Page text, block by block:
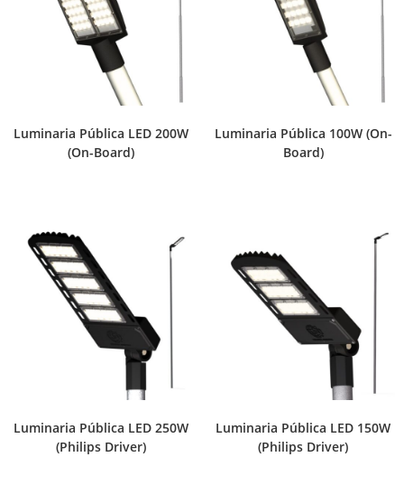
Luminaria Pública LED 200W
(On-Board)
Luminaria Pública 100W (On-
Board)
Luminaria Pública LED 250W
(Philips Driver)
Luminaria Pública LED 150W
(Philips Driver)